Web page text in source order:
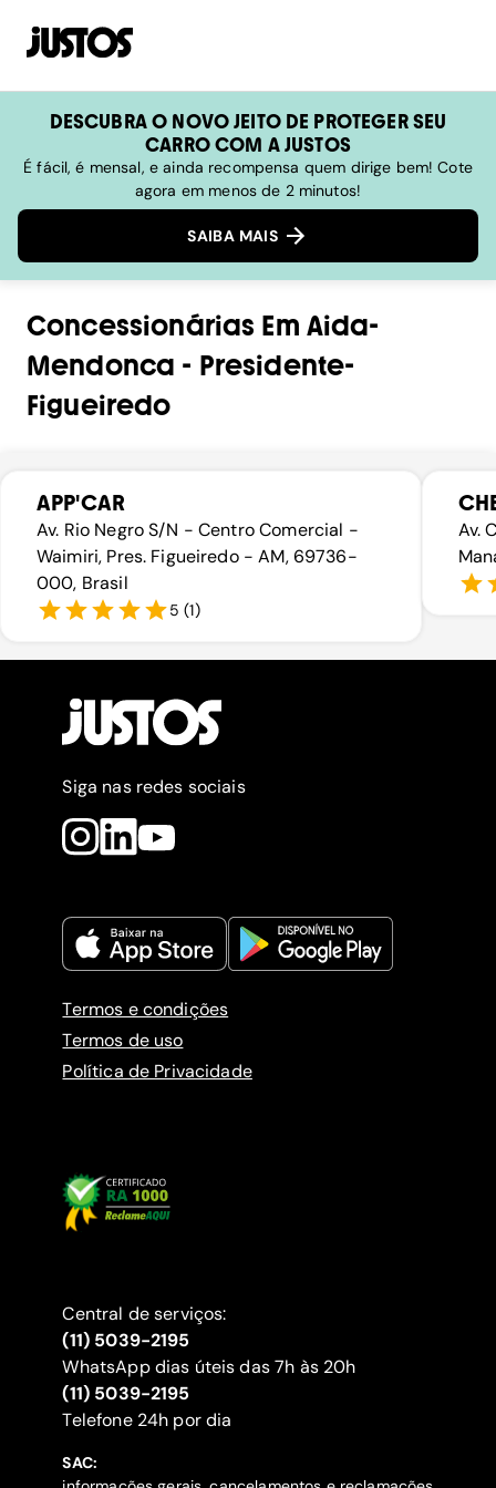
DESCUBRA O NOVO JEITO DE PROTEGER SEU
CARRO COM A JUSTOS
É fácil, é mensal, e ainda recompensa quem dirige bem! Cote
agora em menos de 2 minutos!
SAIBA MAIS
Concessionárias Em Aida-
Mendonca - Presidente-
Figueiredo
APP'CAR
Av. Rio Negro S/N - Centro Comercial -
Waimiri, Pres. Figueiredo - AM, 69736-
000, Brasil
5 (1)
Av.
Siga nas redes sociais
Termos e condições
Termos de uso
Política de Privacidade
Central de serviços:
(11) 5039-2195
WhatsApp dias úteis das 7h às 20h
(11) 5039-2195
‍Telefone 24h por dia
SAC: